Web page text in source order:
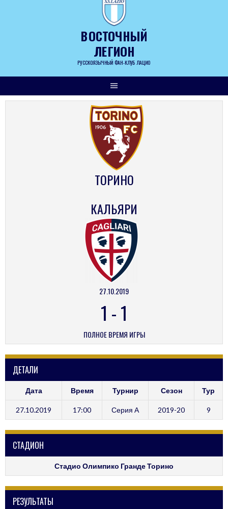
ВОСТОЧНЫЙ
ЛЕГИОН
РУССКОЯЗЫЧНЫЙ ФАН-КЛУБ ЛАЦИО
ТОРИНО
КАЛЬЯРИ
27.10.2019
1 -1
ПОЛНОЕ ВРЕМЯ ИГРЫ
ДЕТАЛИ
Дата Время Турнир Сезон Тур
27.10.2019 17:00 Серия А 2019-20 9
СТАДИОН
Стадио Олимпико Гранде Торино
РЕЗУЛЬТАТЫ